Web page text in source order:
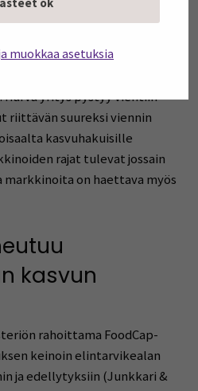
muokkaa asetuksia
on paitsi tavoitteellisia
yritys pystyy vientiin
riittävän suureksi viennin
kasvuhakuisille
rajat tulevat jossain
markkinoita on haettava myös
kasvun
rahoittama FoodCap-
keinoin elintarvikealan
ja edellytyksiin (Junkkari &